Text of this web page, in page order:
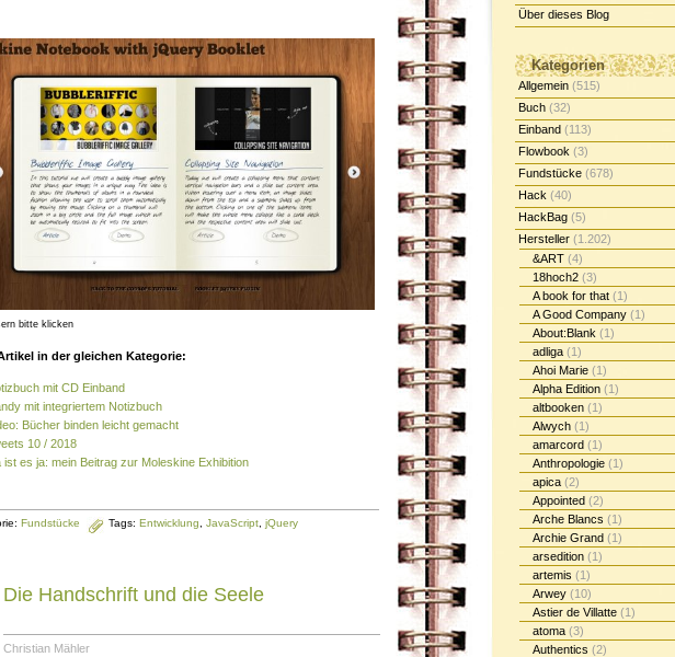
bitte klicken
in der gleichen Kategorie:
mit CD Einband
mit integriertem Notizbuch
Bücher binden leicht gemacht
10 / 2018
ist es ja: mein Beitrag zur Moleskine Exhibition
Fundstücke Tags: Entwicklung JavaScript jQuery
Die Handschrift und die Seele
Christian Mähler
Über dieses Blog
Kategorien
Allgemein (515)
Buch (32)
Einband (113)
Flowbook (3)
Fundstücke (678)
Hack (40)
HackBag (5)
Hersteller (1.202)
&ART (4)
18hoch2 (3)
A book for that (1)
A Good Company (1)
About:Blank (1)
adliga (1)
Ahoi Marie (1)
Alpha Edition (1)
altbooken (1)
Alwych (1)
amarcord (1)
Anthropologie (1)
apica (2)
Appointed (2)
Arche Blancs (1)
Archie Grand (1)
arsedition (1)
artemis (1)
Arwey (10)
Astier de Villatte (1)
atoma (3)
Authentics (2)